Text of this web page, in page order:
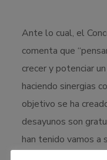
Ante lo cual, el
comenta que
crecer y potenciar
haciendo sinergias
objetivo se ha
desayunos son
han tenido vamos a